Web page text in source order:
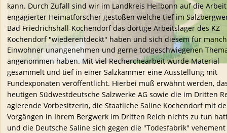
kann. Durch Zufall sind wir im Landkreis Heilbonn auf die
engagierter Heimatforscher gestoßen welche tief im
Bad Friedrichshall-Kochendorf das dortige Arbeitslager des KZ
Kochendorf "wiederentdeckt" haben und sich diesem für
Einwohner unangenehmen und gerne todgeschwiegenen
angenommen haben. Mit viel Recherchearbeit wurde Material
gesammelt und tief in einer Salzkammer eine Ausstellung mit
Fundexponaten veröffentlicht. Hierbei muß erwähnt werden,
heutigen Südwestdeutsche Salzwerke AG sowie die im Dritten
agierende Vorbesitzerin, die Staatliche Saline Kochendorf mit
Vorgängen in Ihrem Bergwerk im Dritten Reich nichts zu tun
und die Deutsche Saline sich gegen die "Todesfabrik" vehement